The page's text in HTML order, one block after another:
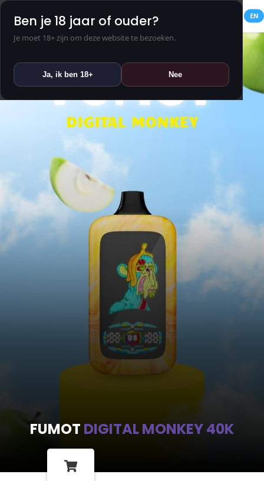
Ben je 18 jaar of ouder?
Je moet 18+ zijn om deze website te bezoeken.
Ja, ik ben 18+ Nee
EN
FUMOT DIGITAL MONKEY 40K